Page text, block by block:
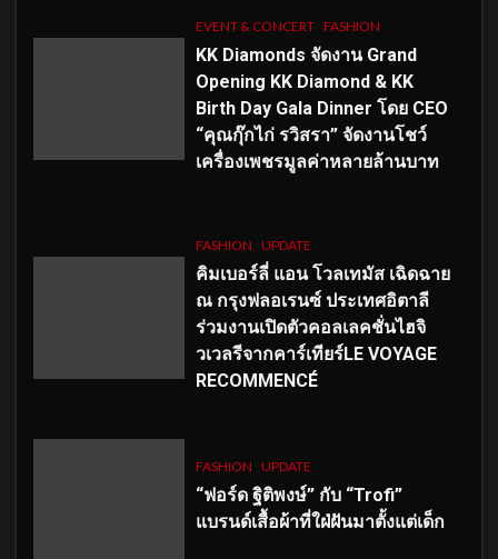
EVENT & CONCERT FASHION
KK Diamonds จัดงาน Grand
Opening KK Diamond & KK
Birth Day Gala Dinner โดย CEO
“คุณกุ๊กไก่ รวิสรา” จัดงานโชว์
เครื่องเพชรมูลค่าหลายล้านบาท
FASHION UPDATE
คิมเบอร์ลี่ แอน โวลเทมัส เฉิดฉาย
ณ กรุงฟลอเรนซ์ ประเทศอิตาลี
ร่วมงานเปิดตัวคอลเลคชั่นไฮจิ
วเวลรีจากคาร์เทียร์LE VOYAGE
RECOMMENCÉ
FASHION UPDATE
“ฟอร์ด ฐิติพงษ์” กับ “Trofi”
แบรนด์เสื้อผ้าที่ใฝ่ฝันมาตั้งแต่เด็ก